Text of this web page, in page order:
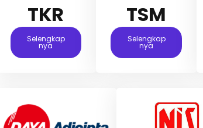
TKR
Selengkap
Nya
TSM
Selengkap
Nya